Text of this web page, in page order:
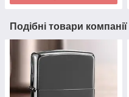
Подібні товари компанії